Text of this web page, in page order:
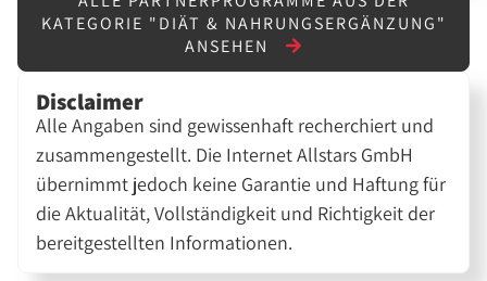
KATEGORIE "DIÄT & NAHRUNGSERGÄNZUNG"
ANSEHEN
Disclaimer
Alle Angaben sind gewissenhaft recherchiert und
zusammengestellt. Die Internet Allstars GmbH
übernimmt jedoch keine Garantie und Haftung für
die Aktualität, Vollständigkeit und Richtigkeit der
bereitgestellten Informationen.